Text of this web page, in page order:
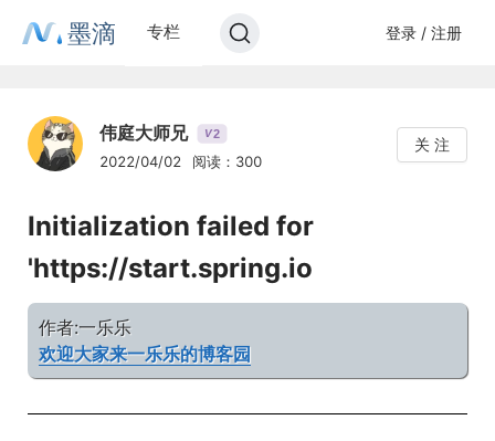
墨滴 专栏 登录 / 注册
伟庭大师兄 V2
2022/04/02 阅读：300
关 注
Initialization failed for
'https://start.spring.io
作者:一乐乐
欢迎大家来一乐乐的博客园